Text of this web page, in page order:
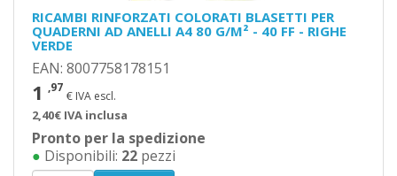
RICAMBI RINFORZATI COLORATI BLASETTI PER
QUADERNI AD ANELLI A4 80 G/M² - 40 FF - RIGHE
VERDE
EAN: 8007758178151
1 ,97
€ IVA escl.
2,40€ IVA inclusa
Pronto per la spedizione
● Disponibili: 22 pezzi